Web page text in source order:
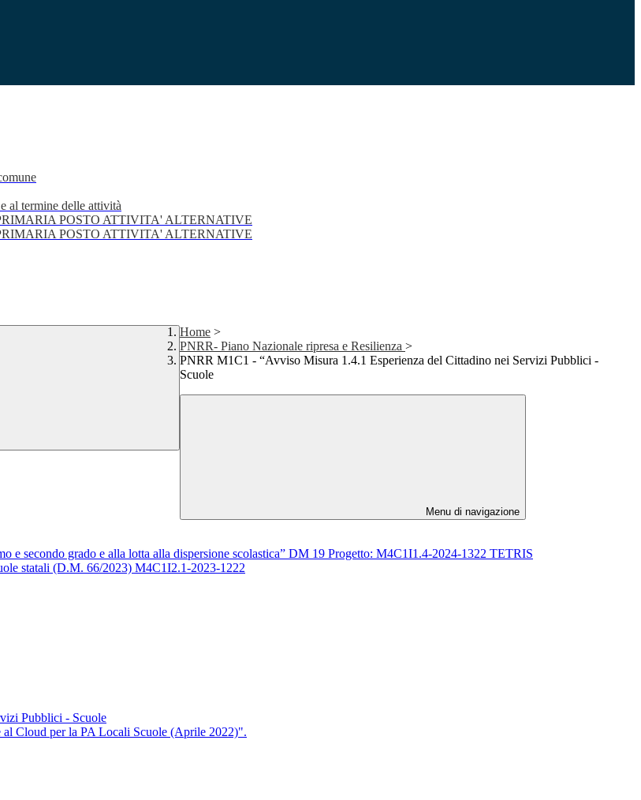
al termine delle attività
POSTO ATTIVITA' ALTERNATIVE
POSTO ATTIVITA' ALTERNATIVE
Home >
PNRR- Piano Nazionale ripresa e Resilienza >
PNRR M1C1 - “Avviso Misura 1.4.1 Esperienza del Cittadino nei Servizi Pubblici -
Scuole
Menu di navigazione
e secondo grado e alla lotta alla dispersione scolastica” DM 19 Progetto: M4C1I1.4-2024-1322 TETRIS
statali (D.M. 66/2023) M4C1I2.1-2023-1222
Pubblici - Scuole
Cloud per la PA Locali Scuole (Aprile 2022)".